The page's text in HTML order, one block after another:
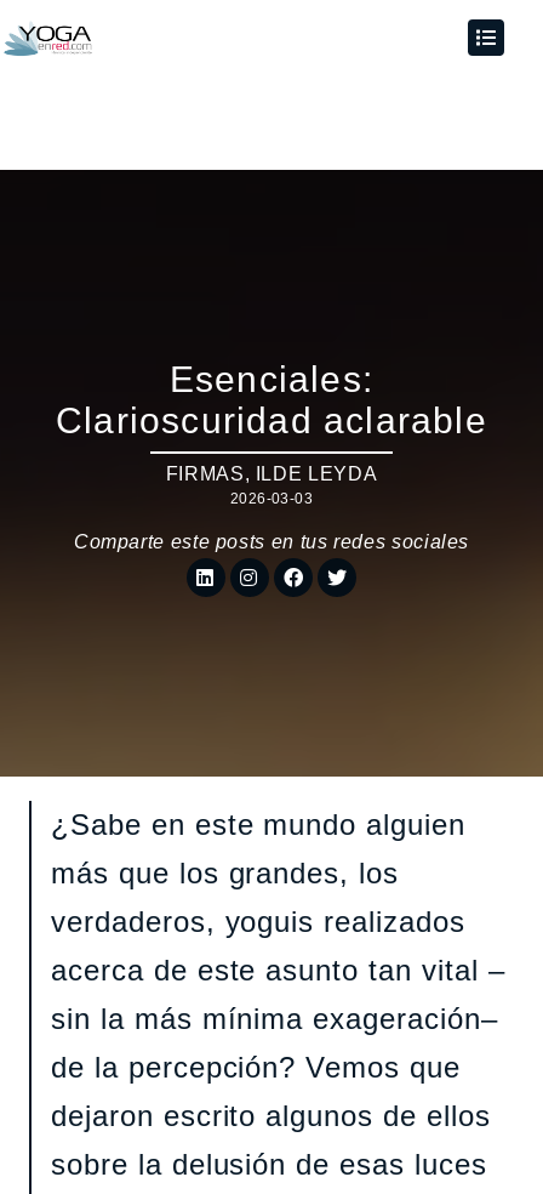
Esenciales:
Clarioscuridad aclarable
FIRMAS, ILDE LEYDA
2026-03-03
Comparte este posts en tus redes sociales
¿Sabe en este mundo alguien
más que los grandes, los
verdaderos, yoguis realizados
acerca de este asunto tan vital –
sin la más mínima exageración–
de la percepción? Vemos que
dejaron escrito algunos de ellos
sobre la delusión de esas luces